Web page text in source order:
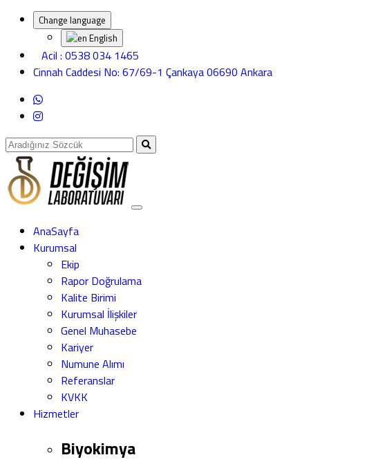
Change language
English
Acil : 0538 034 1465
Cinnah Caddesi No: 67/69-1 Çankaya 06690 Ankara
AnaSayfa
Kurumsal
Ekip
Rapor Doğrulama
Kalite Birimi
Kurumsal İlişkiler
Genel Muhasebe
Kariyer
Numune Alımı
Referanslar
KVKK
Hizmetler
Biyokimya